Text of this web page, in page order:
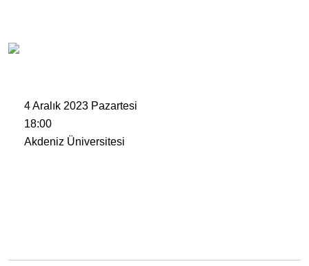
4 Aralık 2023 Pazartesi
18:00
Akdeniz Üniversitesi